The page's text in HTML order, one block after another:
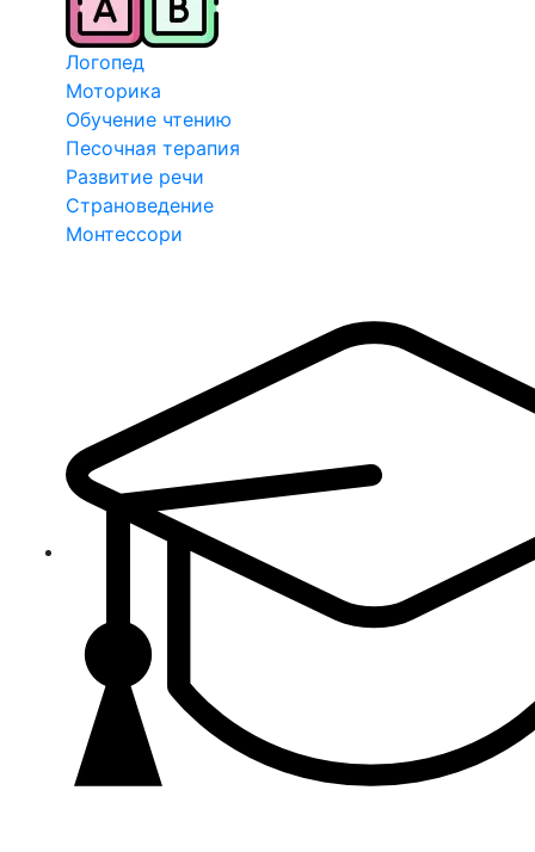
Логопед
Моторика
Обучение чтению
Песочная терапия
Развитие речи
Страноведение
Монтессори